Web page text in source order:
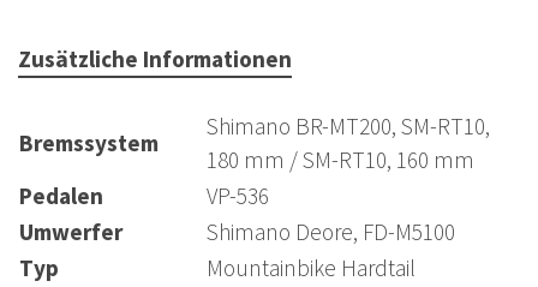
Zusätzliche Informationen
Bremssystem
Shimano BR-MT200, SM-RT10,
180 mm / SM-RT10, 160 mm
Pedalen
VP-536
Umwerfer
Shimano Deore, FD-M5100
Typ
Mountainbike Hardtail